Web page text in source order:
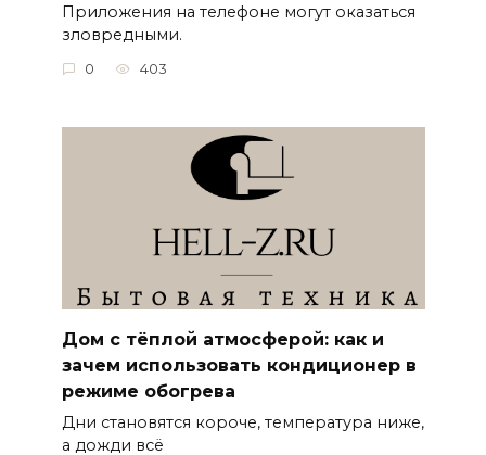
Приложения на телефоне могут оказаться
зловредными.
0 403
Дом с тёплой атмосферой: как и
зачем использовать кондиционер в
режиме обогрева
Дни становятся короче, температура ниже,
а дожди всё